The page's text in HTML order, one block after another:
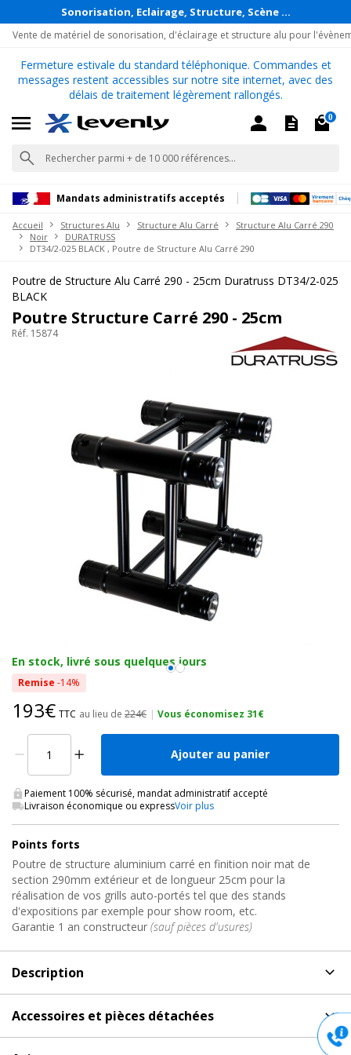
Sonorisation, Eclairage, Structure, Scène ...
Vente de matériel de sonorisation, d'éclairage et structure alu pour
Fermeture estivale du standard téléphonique. Commandes et
messages restent accessibles sur notre site internet, avec des
délais de traitement légèrement rallongés.
0
Mandats administratifs acceptés
Accueil Structures Alu Structure Alu Carré
Structure Alu Carré 290
Noir
DURATRUSS
DT34/2-025 BLACK , Poutre de Structure Alu Carré 290
Poutre de Structure Alu Carré 290 - 25cm Duratruss DT34/2-025
BLACK
Poutre Structure Carré 290 - 25cm
Réf. 15874
En stock, livré sous quelques jours
Remise -14%
193€ TTC au lieu de 224€ | Vous économisez 31€
Ajouter au panier
Paiement 100% sécurisé, mandat administratif accepté
Livraison économique ou expressVoir plus
Points forts
Poutre de structure aluminium carré en finition noir mat de
section 290mm extérieur et de longueur 25cm pour la
réalisation de vos grills auto-portés tel que des stands
d'expositions par exemple pour show room, etc.
Garantie 1 an constructeur (sauf pièces d'usures)
Description
025 BLACK Duratruss
Accessoires et pièces détachées